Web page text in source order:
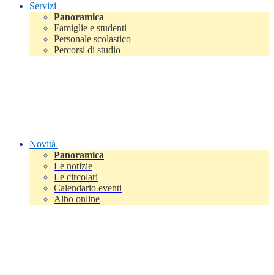
Servizi
Panoramica
Famiglie e studenti
Personale scolastico
Percorsi di studio
Novità
Panoramica
Le notizie
Le circolari
Calendario eventi
Albo online